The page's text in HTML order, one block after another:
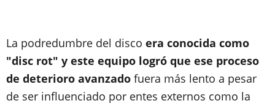
La podredumbre del disco era conocida como
"disc rot" y este equipo logró que ese proceso
de deterioro avanzado fuera más lento a pesar
de ser influenciado por entes externos como la